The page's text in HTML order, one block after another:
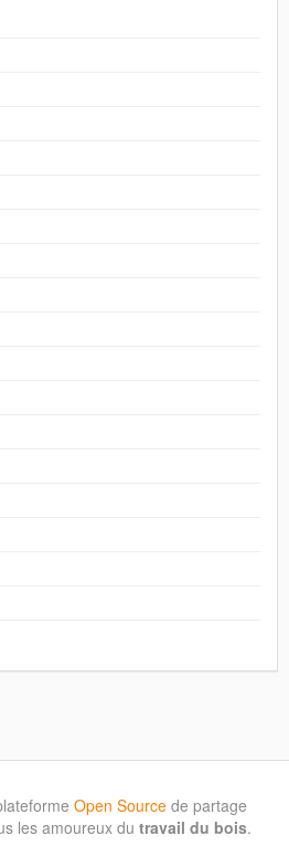
Open Source de partage
les amoureux du travail du bois.